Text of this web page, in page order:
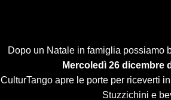
Dopo un Natale in famiglia possiamo
Mercoledì 26 dicembre
CulturTango apre le porte per riceverti
Stuzzichini e